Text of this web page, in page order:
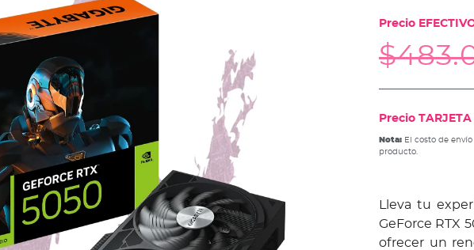
Precio
$
Precio
Nota:El costo de envío
producto.
Lleva tu
GeForce RTX
ofrecer un